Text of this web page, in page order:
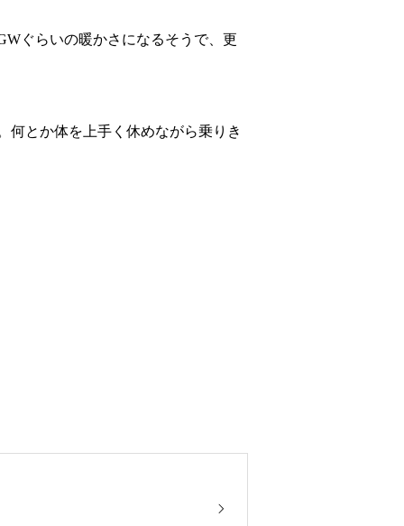
ぐらいの暖かさになるそうで、更
何とか体を上手く休めながら乗りき